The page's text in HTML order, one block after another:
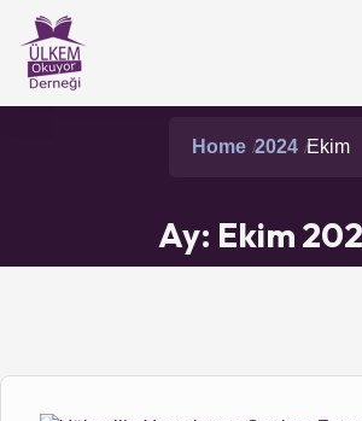
Home 2024 Ekim
Ay: Ekim